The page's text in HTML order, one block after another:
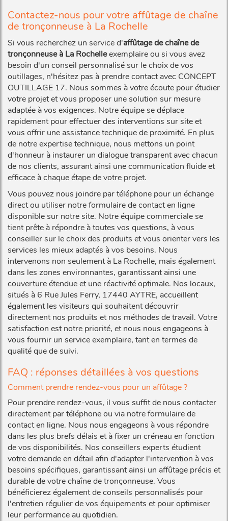
Contactez-nous pour votre affûtage de chaîne
de tronçonneuse à La Rochelle
Si vous recherchez un service d'affûtage de chaîne de
tronçonneuse à La Rochelleexemplaire ou si vous avez
besoin d'un conseil personnalisé sur le choix de vos
outillages, n'hésitez pas à prendre contact avec CONCEPT
OUTILLAGE 17. Nous sommes à votre écoute pour étudier
votre projet et vous proposer une solution sur mesure
adaptée à vos exigences. Notre équipe se déplace
rapidement pour effectuer des interventions sur site et
vous offrir une assistance technique de proximité. En plus
de notre expertise technique, nous mettons un point
d'honneur à instaurer un dialogue transparent avec chacun
de nos clients, assurant ainsi une communication fluide et
efficace à chaque étape de votre projet.
Vous pouvez nous joindre par téléphone pour un échange
direct ou utiliser notre formulaire de contact en ligne
disponible sur notre site. Notre équipe commerciale se
tient prête à répondre à toutes vos questions, à vous
conseiller sur le choix des produits et vous orienter vers les
services les mieux adaptés à vos besoins. Nous
intervenons non seulement à La Rochelle, mais également
dans les zones environnantes, garantissant ainsi une
couverture étendue et une réactivité optimale. Nos locaux,
situés à 6 Rue Jules Ferry, 17440 AYTRE, accueillent
également les visiteurs qui souhaitent découvrir
directement nos produits et nos méthodes de travail. Votre
satisfaction est notre priorité, et nous nous engageons à
vous fournir un service exemplaire, tant en termes de
qualité que de suivi.
FAQ : réponses détaillées à vos questions
Comment prendre rendez-vous pour un affûtage ?
Pour prendre rendez-vous, il vous suffit de nous contacter
directement par téléphone ou via notre formulaire de
contact en ligne. Nous nous engageons à vous répondre
dans les plus brefs délais et à fixer un créneau en fonction
de vos disponibilités. Nos conseillers experts étudient
votre demande en détail afin d'adapter l'intervention à vos
besoins spécifiques, garantissant ainsi un affûtage précis et
durable de votre chaîne de tronçonneuse. Vous
bénéficierez également de conseils personnalisés pour
l'entretien régulier de vos équipements et pour optimiser
leur performance au quotidien.